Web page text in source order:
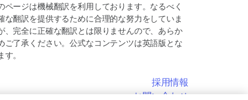
ページは機械翻訳を利用しております。なるべく
な翻訳を提供するために合理的な努力をしていま
、完全に正確な翻訳とは限りませんので、あらか
ご了承ください。公式なコンテンツは英語版とな
す。
採用情報
お問い合わせ